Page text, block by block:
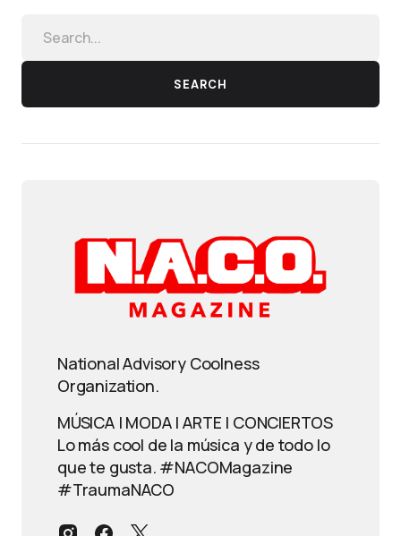
SEARCH
National Advisory Coolness
Organization.
MÚSICA | MODA | ARTE | CONCIERTOS
Lo más cool de la música y de todo lo
que te gusta. #NACOMagazine
#TraumaNACO